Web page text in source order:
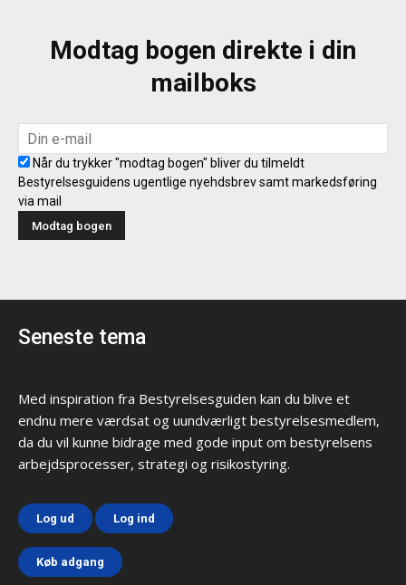
Modtag bogen direkte i din
mailboks
Når du trykker "modtag bogen" bliver du tilmeldt
Bestyrelsesguidens ugentlige nyehdsbrev samt markedsføring
via mail
Seneste tema
Med inspiration fra Bestyrelsesguiden kan du blive et
endnu mere værdsat og uundværligt bestyrelsesmedlem,
da du vil kunne bidrage med gode input om bestyrelsens
arbejdsprocesser, strategi og risikostyring.
Log ud Log ind
Køb adgang